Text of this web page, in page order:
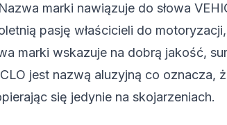
marki nawiązuje do słowa
pasję właścicieli do
marki wskazuje na dobrą jakość,
jest nazwą aluzyjną co oznacza,
się jedynie na skojarzeniach.